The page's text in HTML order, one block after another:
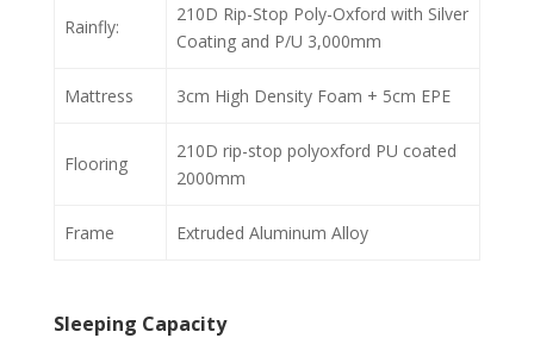
Rainfly:
210D Rip-Stop Poly-Oxford with Silver
Coating and P/U 3,000mm
Mattress 3cm High Density Foam + 5cm EPE
Flooring
210D rip-stop polyoxford PU coated
2000mm
Frame Extruded Aluminum Alloy
Sleeping Capacity